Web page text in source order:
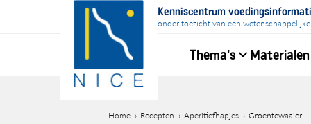
Kenniscentrum
onder toezicht van een
Thema's Materialen
Home Recepten Aperitiefhapjes Groentewaaier